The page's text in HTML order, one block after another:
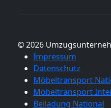
© 2026
Impressum
Datenschutz
Möbeltransport
Möbeltransport
Beiladung National